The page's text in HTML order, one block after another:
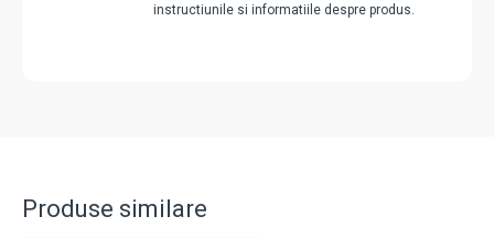
instructiunile si informatiile despre produs.
Produse similare